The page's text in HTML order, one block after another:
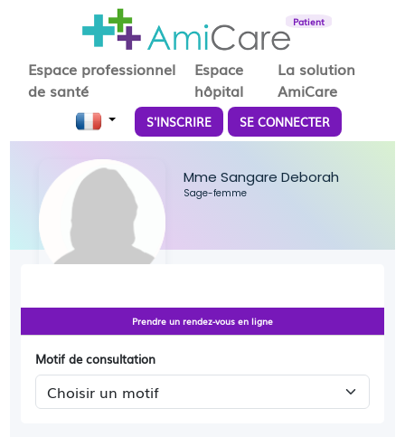
Patient
Espace professionnel
de santé
Espace
hôpital
La solution
AmiCare
S'INSCRIRE SE CONNECTER
Mme Sangare Deborah
Sage-femme
Prendre un rendez-vous en ligne
Motif de consultation